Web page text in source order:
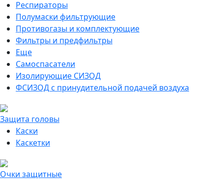
Респираторы
Полумаски фильтрующие
Противогазы и комплектующие
Фильтры и предфильтры
Еще
Самоспасатели
Изолирующие СИЗОД
ФСИЗОД с принудительной подачей воздуха
Защита головы
Каски
Каскетки
Очки защитные